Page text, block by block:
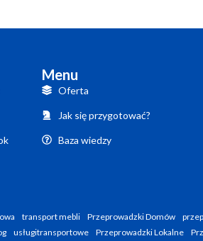
Menu
Oferta
Jak się przygotować?
Baza wiedzy
transport mebli Przeprowadzki Domów
usługitransportowe Przeprowadzki Lokalne